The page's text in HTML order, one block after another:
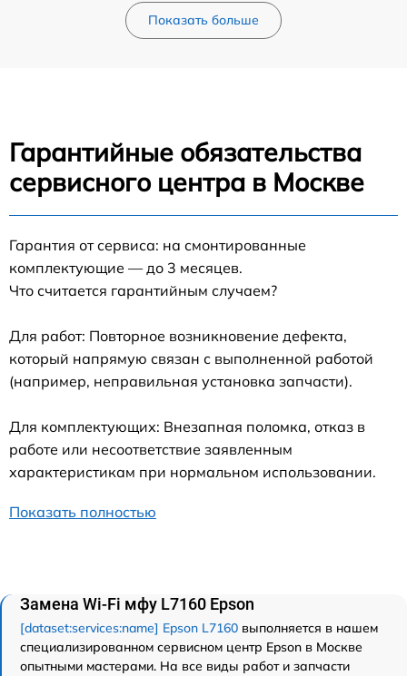
Показать больше
Гарантийные обязательства
сервисного центра в Москве
Гарантия от сервиса: на смонтированные
комплектующие — до 3 месяцев.
Что считается гарантийным случаем?
Для работ: Повторное возникновение дефекта,
который напрямую связан с выполненной работой
(например, неправильная установка запчасти).
Для комплектующих: Внезапная поломка, отказ в
работе или несоответствие заявленным
характеристикам при нормальном использовании.
Показать полностью
Замена Wi-Fi мфу L7160 Epson
[dataset:services:name] Epson L7160 выполняется в нашем
специализированном сервисном центр Epson в Москве
опытными мастерами. На все виды работ и запчасти